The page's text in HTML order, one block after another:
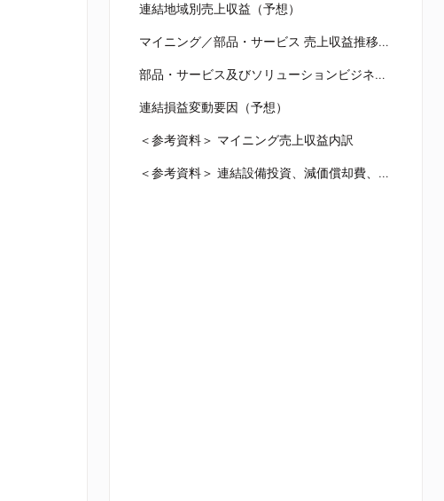
連結地域別売上収益（予想）
マイニング／部品・サービス 売上収益推移（予想）
部品・サービス及びソリューションビジネス 売上収益推移（予想）
連結損益変動要因（予想）
＜参考資料＞ マイニング売上収益内訳
＜参考資料＞ 連結設備投資、減価償却費、研究開発費の実績及び見通し